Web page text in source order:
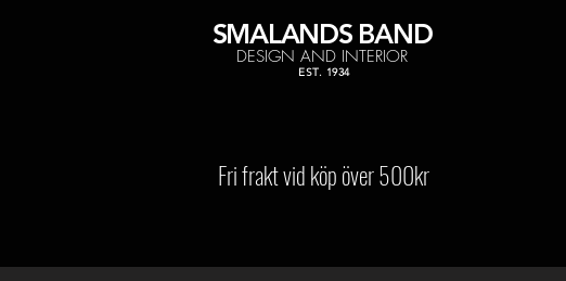
SMALANDS BAND
DESIGN AND INTERIOR
EST. 1934
Fri frakt vid köp över 500kr